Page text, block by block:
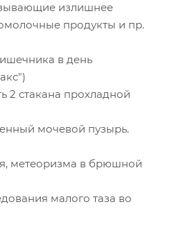
излишнее
продукты и пр.
в день
2 стакана прохладной
мочевой пузырь.
метеоризма в брюшной
малого таза во